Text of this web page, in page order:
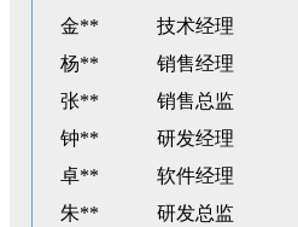
金**
技术经理
杨**
销售经理
张**
销售总监
钟**
研发经理
卓**
软件经理
朱**
研发总监